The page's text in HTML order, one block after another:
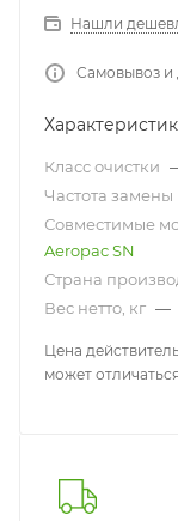
Нашли
Самовывоз и
Класс очистки
Частота замены
Совместимые
Aeropac SN
Страна
Вес нетто, кг —
Цена
может